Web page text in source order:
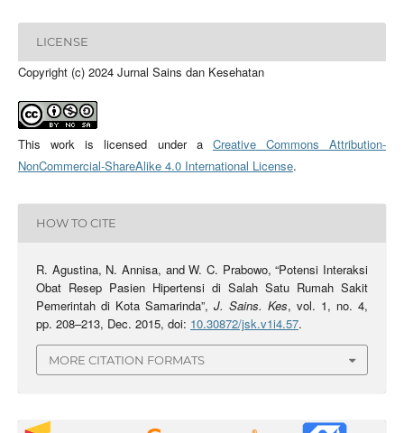
LICENSE
Copyright (c) 2024 Jurnal Sains dan Kesehatan
This work is licensed under a Creative Commons Attribution-
NonCommercial-ShareAlike 4.0 International License.
HOW TO CITE
R. Agustina, N. Annisa, and W. C. Prabowo, “Potensi Interaksi
Obat Resep Pasien Hipertensi di Salah Satu Rumah Sakit
Pemerintah di Kota Samarinda”, J. Sains. Kes, vol. 1, no. 4,
pp. 208–213, Dec. 2015, doi: 10.30872/jsk.v1i4.57.
MORE CITATION FORMATS